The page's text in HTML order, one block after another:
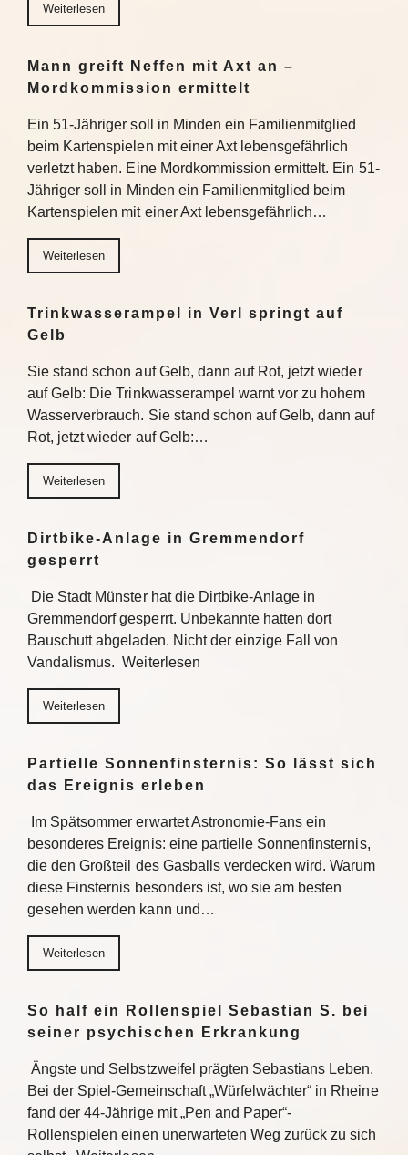
Weiterlesen
Mann greift Neffen mit Axt an –
Mordkommission ermittelt
Ein 51-Jähriger soll in Minden ein Familienmitglied
beim Kartenspielen mit einer Axt lebensgefährlich
verletzt haben. Eine Mordkommission ermittelt. Ein 51-
Jähriger soll in Minden ein Familienmitglied beim
Kartenspielen mit einer Axt lebensgefährlich…
Weiterlesen
Trinkwasserampel in Verl springt auf
Gelb
Sie stand schon auf Gelb, dann auf Rot, jetzt wieder
auf Gelb: Die Trinkwasserampel warnt vor zu hohem
Wasserverbrauch. Sie stand schon auf Gelb, dann auf
Rot, jetzt wieder auf Gelb:…
Weiterlesen
Dirtbike-Anlage in Gremmendorf
gesperrt
Die Stadt Münster hat die Dirtbike-Anlage in
Gremmendorf gesperrt. Unbekannte hatten dort
Bauschutt abgeladen. Nicht der einzige Fall von
Vandalismus. Weiterlesen
Weiterlesen
Partielle Sonnenfinsternis: So lässt sich
das Ereignis erleben
Im Spätsommer erwartet Astronomie-Fans ein
besonderes Ereignis: eine partielle Sonnenfinsternis,
die den Großteil des Gasballs verdecken wird. Warum
diese Finsternis besonders ist, wo sie am besten
gesehen werden kann und…
Weiterlesen
So half ein Rollenspiel Sebastian S. bei
seiner psychischen Erkrankung
Ängste und Selbstzweifel prägten Sebastians Leben.
Bei der Spiel-Gemeinschaft „Würfelwächter“ in Rheine
fand der 44-Jährige mit „Pen and Paper“-
Rollenspielen einen unerwarteten Weg zurück zu sich